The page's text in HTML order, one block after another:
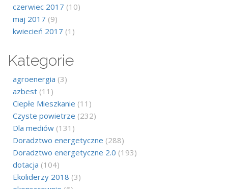
czerwiec 2017 (10)
maj 2017 (9)
kwiecień 2017 (1)
Kategorie
agroenergia (3)
azbest (11)
Ciepłe Mieszkanie (11)
Czyste powietrze (232)
Dla mediów (131)
Doradztwo energetyczne (288)
Doradztwo energetyczne 2.0 (193)
dotacja (104)
Ekoliderzy 2018 (3)